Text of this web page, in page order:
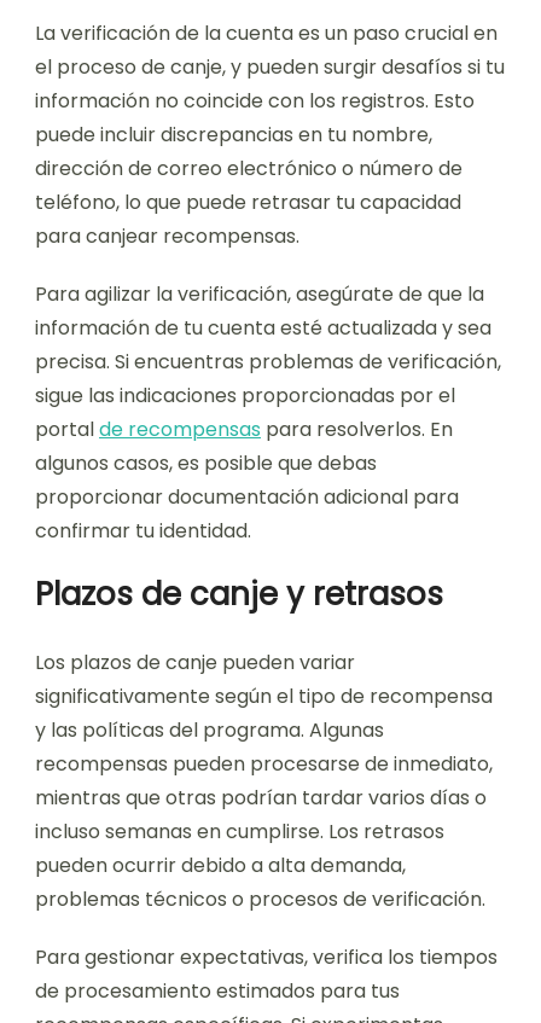
La verificación de la cuenta es un paso crucial en
el proceso de canje, y pueden surgir desafíos si tu
información no coincide con los registros. Esto
puede incluir discrepancias en tu nombre,
dirección de correo electrónico o número de
teléfono, lo que puede retrasar tu capacidad
para canjear recompensas.
Para agilizar la verificación, asegúrate de que la
información de tu cuenta esté actualizada y sea
precisa. Si encuentras problemas de verificación,
sigue las indicaciones proporcionadas por el
portalde recompensas para resolverlos. En
algunos casos, es posible que debas
proporcionar documentación adicional para
confirmar tu identidad.
Plazos de canje y retrasos
Los plazos de canje pueden variar
significativamente según el tipo de recompensa
y las políticas del programa. Algunas
recompensas pueden procesarse de inmediato,
mientras que otras podrían tardar varios días o
incluso semanas en cumplirse. Los retrasos
pueden ocurrir debido a alta demanda,
problemas técnicos o procesos de verificación.
Para gestionar expectativas, verifica los tiempos
de procesamiento estimados para tus